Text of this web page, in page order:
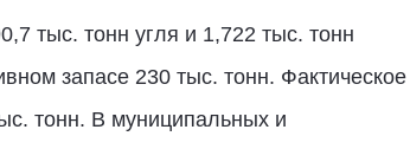
тыс. тонн угля и 1,722 тыс. тонн
запасе 230 тыс. тонн. Фактическое
тонн. В муниципальных и